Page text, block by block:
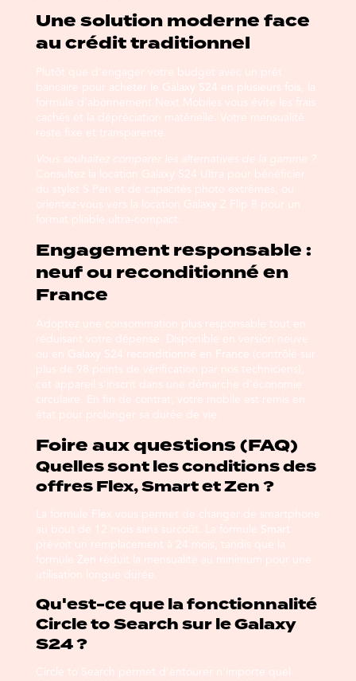
Une solution moderne face
au crédit traditionnel
Plutôt que d'engager votre budget avec un prêt
bancaire pour acheter le Galaxy S24 en plusieurs fois , la
formule d'abonnement Next Mobiles vous évite les frais
cachés et la dépréciation matérielle. Votre mensualité
reste fixe et transparente.
Vous souhaitez comparer les alternatives de la gamme ?
Consultez la
location Galaxy S24 Ultra pour bénéficier
du stylet S Pen et de capacités photo extrêmes, ou
orientez-vous vers la
location Galaxy Z Flip 8 pour un
format pliable ultra-compact.
Engagement responsable :
neuf ou reconditionné en
France
Adoptez une consommation plus responsable tout en
réduisant votre dépense. Disponible en version neuve
ou en Galaxy S24 reconditionné en France (contrôlé sur
plus de 98 points de vérification par nos techniciens),
cet appareil s'inscrit dans une démarche d'économie
circulaire. En fin de contrat, votre mobile est remis en
état pour prolonger sa durée de vie.
Foire aux questions (FAQ)
Quelles sont les conditions des
offres Flex, Smart et Zen ?
La formule Flex vous permet de changer de smartphone
au bout de 12 mois sans surcoût. La formule Smart
prévoit un remplacement à 24 mois, tandis que la
formule Zen
réduit la mensualité au minimum pour une
utilisation longue durée.
Qu'est-ce que la fonctionnalité
Circle to Search sur le Galaxy
S24 ?
Circle to Search permet d'entourer n'importe quel